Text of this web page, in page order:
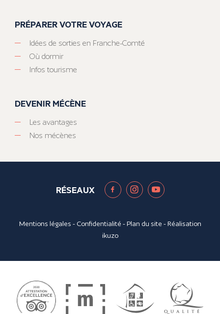
PRÉPARER VOTRE VOYAGE
Idées de sorties en Franche-Comté
Où dormir
Infos tourisme
DEVENIR MÉCÈNE
Les avantages
Nos mécènes
RÉSEAUX
Mentions légales - Confidentialité -Plan du site - Réalisation
ikuzo